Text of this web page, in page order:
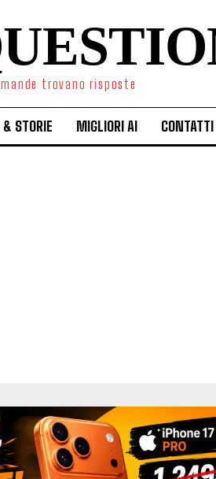
trovano risposte
& STORIE MIGLIORI AI CONTATTI